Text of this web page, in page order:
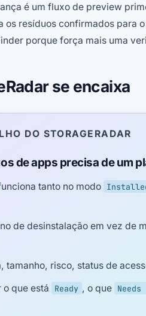
é um fluxo de preview
os resíduos confirmados para
porque força mais uma
se encaixa
DO STORAGERADAR
de apps precisa de um
tanto no modo
de desinstalação em vez de
tamanho, risco, status de
o que está
Ready , o que Needs